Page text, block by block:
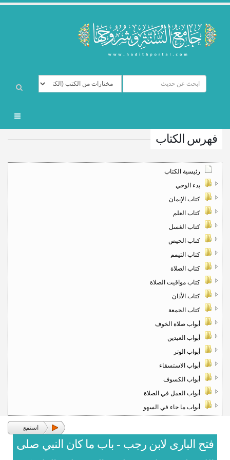
فهرس الكتاب
رئيسية الكتاب
بدء الوحي
كتاب الإيمان
كتاب العلم
كتاب الغسل
كتاب الحيض
كتاب التيمم
كتاب الصلاة
كتاب مواقيت الصلاة
كتاب الأذان
كتاب الجمعة
أبواب صلاة الخوف
أبواب العيدين
أبواب الوتر
أبواب الاستسقاء
أبواب الكسوف
أبواب العمل في الصلاة
أبواب ما جاء في السهو
استمع
فتح البارى لابن رجب - باب ما كان النبي صلى